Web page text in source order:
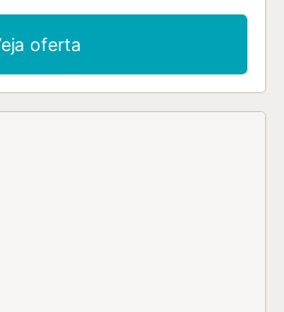
duplo com 1 cama (150 cm, 190 cm
Cozinha (fogão com 3 bicos,
saída ao terraço. Duche/
de terraço. O alojamento
oferta